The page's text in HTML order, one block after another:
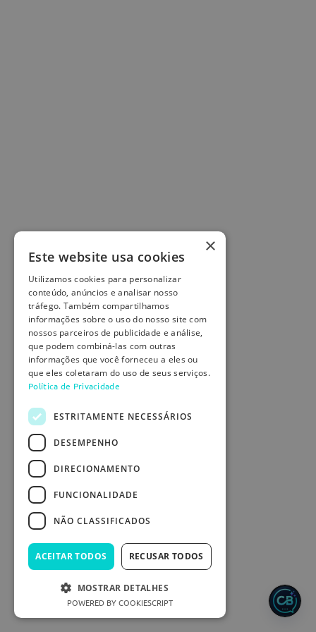
×
Este website usa cookies
Utilizamos cookies para personalizar
conteúdo, anúncios e analisar nosso
tráfego. Também compartilhamos
informações sobre o uso do nosso site com
nossos parceiros de publicidade e análise,
que podem combiná-las com outras
informações que você forneceu a eles ou
que eles coletaram do uso de seus serviços.
Política de Privacidade
ESTRITAMENTE NECESSÁRIOS
DESEMPENHO
DIRECIONAMENTO
FUNCIONALIDADE
NÃO CLASSIFICADOS
ACEITAR TODOS RECUSAR TODOS
MOSTRAR DETALHES
POWERED BY COOKIESCRIPT